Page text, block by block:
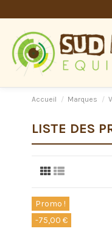
Accueil Marques
LISTE DES
Promo !
-75,00 €